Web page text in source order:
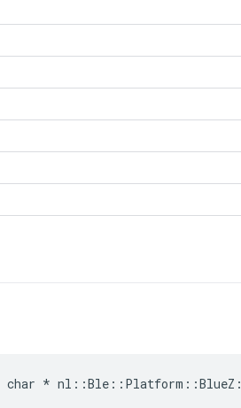
char *